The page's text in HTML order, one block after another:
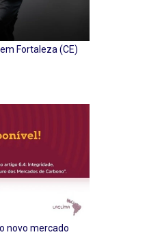
Fortaleza (CE)
novo mercado